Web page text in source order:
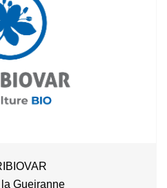
Gueiranne